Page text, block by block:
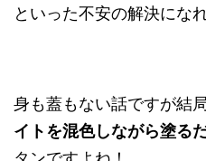
といった不安の解決にな
身も蓋もない話ですが結局
イトを混色しながら塗る